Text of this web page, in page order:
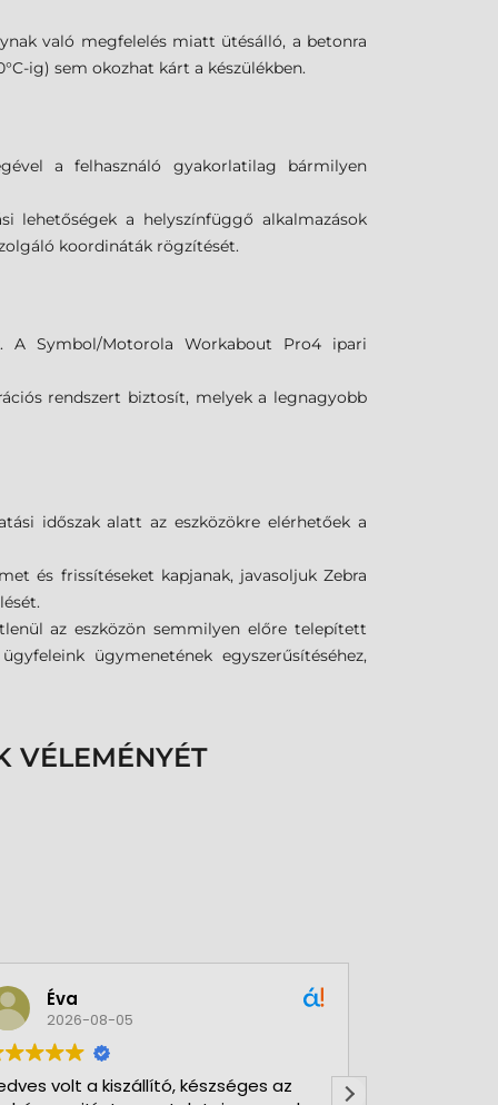
való megfelelés miatt ütésálló, a betonra
ig) sem okozhat kárt a készülékben.
a felhasználó gyakorlatilag bármilyen
lehetőségek a helyszínfüggő alkalmazások
koordináták rögzítését.
A Symbol/Motorola Workabout Pro4 ipari
rendszert biztosít, melyek a legnagyobb
időszak alatt az eszközökre elérhetőek a
és frissítéseket kapjanak, javasoljuk Zebra
az eszközön semmilyen előre telepített
ügymenetének egyszerűsítéséhez,
VÉLEMÉNYÉT
Éva
2026-08-05
volt a kiszállító, készséges az